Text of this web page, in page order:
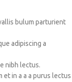
bulum parturient
adipiscing a
nibh lectus.
et in a a a purus lectus